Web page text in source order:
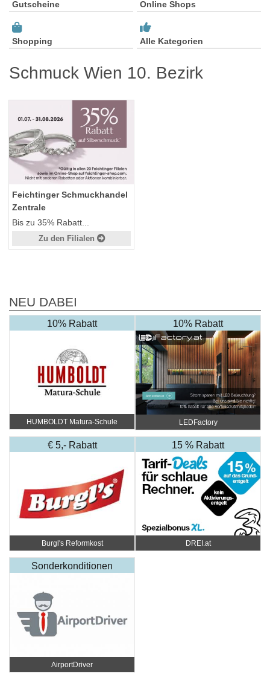
Gutscheine Online Shops
Shopping Alle Kategorien
Schmuck Wien 10. Bezirk
Feichtinger Schmuckhandel
Zentrale
Bis zu 35% Rabatt...
Zu den Filialen
NEU DABEI
10% Rabatt
HUMBOLDT Matura-Schule
10% Rabatt
LEDFactory
€ 5,- Rabatt
Burgl's Reformkost
15 % Rabatt
DREI.at
Sonderkonditionen
AirportDriver